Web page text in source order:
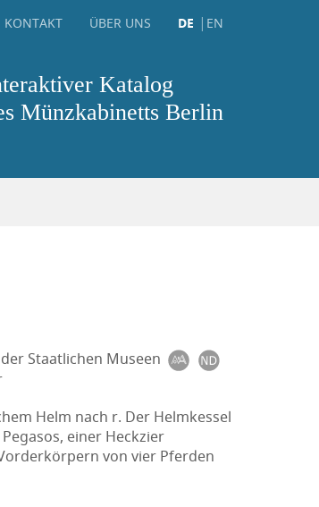
KONTAKT ÜBER UNS DE EN
Katalog
Münzkabinetts Berlin
Staatlichen Museen
Helm nach r. Der Helmkessel
einer Heckzier
von vier Pferden